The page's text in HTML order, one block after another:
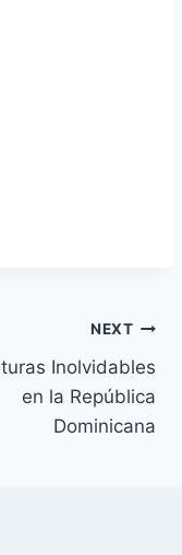
NEXT
Inolvidables
en la República
Dominicana